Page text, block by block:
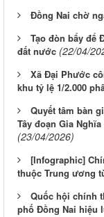
Đồng Nai chờ
Tạo đòn bẩy để
đất nước (22/04/
Xã Đại Phước
khu tỷ lệ 1/2.000
Quyết tâm bàn
Tây đoạn Gia
(23/04/2026)
[Infographic]
thuộc Trung ương
Quốc hội chính
phố Đồng Nai hiệu